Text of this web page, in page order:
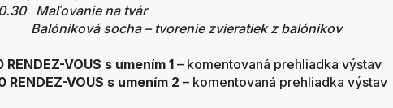
Maľovanie na tvár
socha – tvorenie zvieratiek z balónikov
RENDEZ-VOUS s umením 1 – komentovaná prehliadka výstav
RENDEZ-VOUS s umením 2 – komentovaná prehliadka výstav